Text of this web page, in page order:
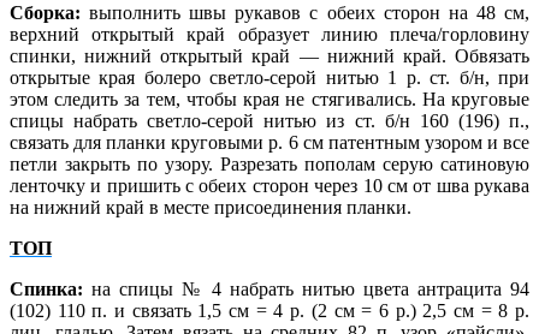
Сборка: выполнить швы рукавов с обеих сторон на 48 см,
верхний открытый край образует линию плеча/горловину
спинки, нижний открытый край — нижний край. Обвязать
открытые края болеро светло-серой нитью 1 р. ст. б/н, при
этом следить за тем, чтобы края не стягивались. На круговые
спицы набрать светло-серой нитью из ст. б/н 160 (196) п.,
связать для планки круговыми р. 6 см патентным узором и все
петли закрыть по узору. Разрезать пополам серую сатиновую
ленточку и пришить с обеих сторон через 10 см от шва рукава
на нижний край в месте присоединения планки.
ТОП
Спинка: на спицы № 4 набрать нитью цвета антрацита 94
(102) 110 п. и связать 1,5 см = 4 р. (2 см = 6 р.) 2,5 см = 8 р.